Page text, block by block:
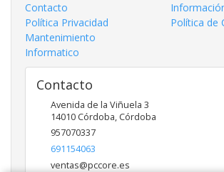
Contacto
Política Privacidad
Política de
Mantenimiento
Informatico
Contacto
Avenida de la Viñuela 3
14010 Córdoba, Córdoba
957070337
691154063
ventas@pccore.es